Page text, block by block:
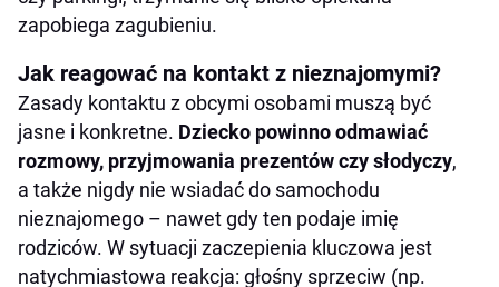
zapobiega zagubieniu.
Jak reagować na kontakt z nieznajomymi?
Zasady kontaktu z obcymi osobami muszą być
jasne i konkretne. Dziecko powinno odmawiać
rozmowy, przyjmowania prezentów czy słodyczy,
a także nigdy nie wsiadać do samochodu
nieznajomego – nawet gdy ten podaje imię
rodziców. W sytuacji zaczepienia kluczowa jest
natychmiastowa reakcja: głośny sprzeciw (np.